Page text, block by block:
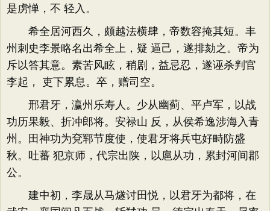
是虏惮，不 轻入。
希全居河西久，颇越法横肆，帝数容掩其短。丰
州刺史李景略名出希全上，疑 逼己，遂排劾之。帝为
斥以答其意。素苦风眩，稍剧，益忌忍，遂诬杀判官
李起， 吏下累息。卒，赠司空。
邢君牙，瀛州乐寿人。少从幽蓟、平卢军，以战
功历果毅、折冲郎将。安禄山 反，从侯希逸涉海入青
州。田神功为兗郓节度使，使君牙将兵屯好畤防盛
秋。吐蕃 犯京师，代宗出陕，以扈从功，累封河间郡
公。
建中初，李晟从马燧讨田悦，以君牙为都将，在